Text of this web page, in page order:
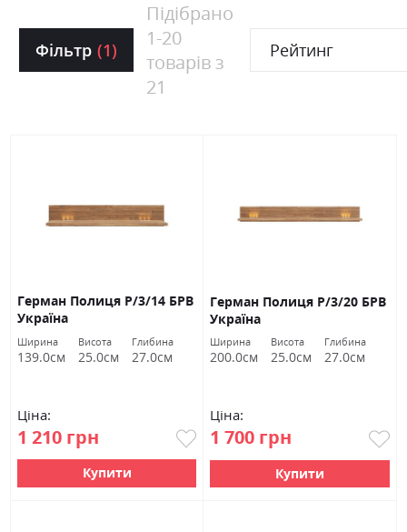
Фільтр (1)
Підібрано
1-20
товарів з
21
Рейтинг
Герман Полиця Р/3/14 БРВ
Україна
Ширина
139.0см
Висота
25.0см
Глибина
27.0см
Ціна:
1 210 грн
Купити
Герман Полиця Р/3/20 БРВ
Україна
Ширина
200.0см
Висота
25.0см
Глибина
27.0см
Ціна:
1 700 грн
Купити